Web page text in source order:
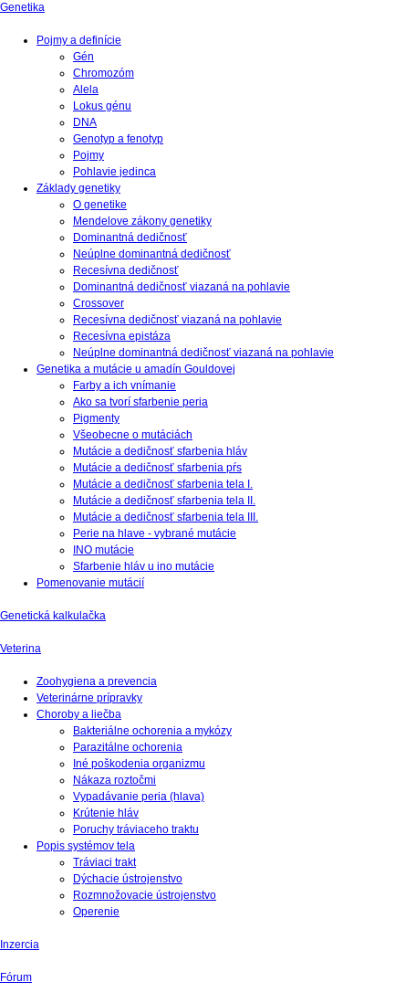
Genetika
Pojmy a definície
Gén
Chromozóm
Alela
Lokus génu
DNA
Genotyp a fenotyp
Pojmy
Pohlavie jedinca
Základy genetiky
O genetike
Mendelove zákony genetiky
Dominantná dedičnosť
Neúplne dominantná dedičnosť
Recesívna dedičnosť
Dominantná dedičnosť viazaná na pohlavie
Crossover
Recesívna dedičnosť viazaná na pohlavie
Recesívna epistáza
Neúplne dominantná dedičnosť viazaná na pohlavie
Genetika a mutácie u amadín Gouldovej
Farby a ich vnímanie
Ako sa tvorí sfarbenie peria
Pigmenty
Všeobecne o mutáciách
Mutácie a dedičnosť sfarbenia hláv
Mutácie a dedičnosť sfarbenia pŕs
Mutácie a dedičnosť sfarbenia tela I.
Mutácie a dedičnosť sfarbenia tela II.
Mutácie a dedičnosť sfarbenia tela III.
Perie na hlave - vybrané mutácie
INO mutácie
Sfarbenie hláv u ino mutácie
Pomenovanie mutácií
Genetická kalkulačka
Veterina
Zoohygiena a prevencia
Veterinárne prípravky
Choroby a liečba
Bakteriálne ochorenia a mykózy
Parazitálne ochorenia
Iné poškodenia organizmu
Nákaza roztočmi
Vypadávanie peria (hlava)
Krútenie hláv
Poruchy tráviaceho traktu
Popis systémov tela
Tráviaci trakt
Dýchacie ústrojenstvo
Rozmnožovacie ústrojenstvo
Operenie
Inzercia
Fórum